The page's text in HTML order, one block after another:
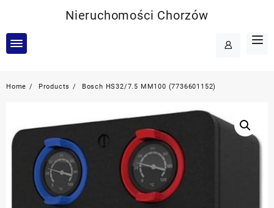
content
Nieruchomości Chorzów
Home Products Bosch HS32/7.5 MM100 (7736601152)